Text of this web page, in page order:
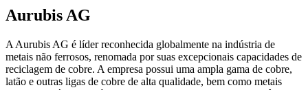
Aurubis AG
A Aurubis AG é líder reconhecida globalmente na indústria de
metais não ferrosos, renomada por suas excepcionais capacidades de
reciclagem de cobre. A empresa possui uma ampla gama de cobre,
latão e outras ligas de cobre de alta qualidade, bem como metais